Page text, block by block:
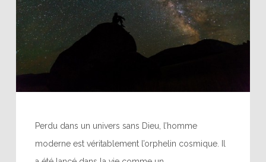
Perdu dans un univers sans Dieu, l’homme
moderne est véritablement l’orphelin cosmique. Il